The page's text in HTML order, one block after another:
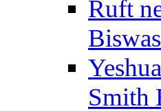
Ruft
Biswas
Smith